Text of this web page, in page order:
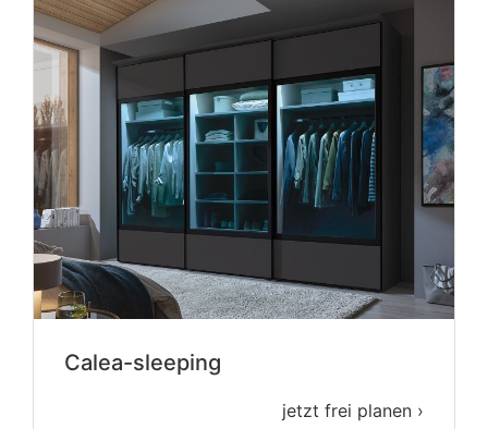
Calea-sleeping
jetzt frei planen ›
Deals